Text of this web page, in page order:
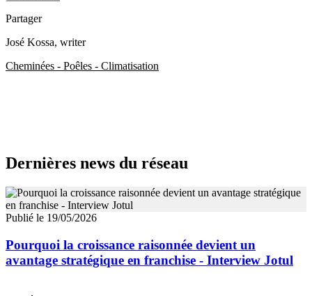
Partager
José Kossa, writer
Cheminées - Poêles - Climatisation
Dernières news du réseau
Publié le 19/05/2026
Pourquoi la croissance raisonnée devient un
avantage stratégique en franchise - Interview Jotul